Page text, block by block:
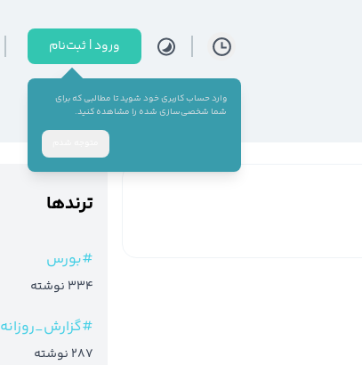
ورود | ثبت‌نام
وارد حساب کاربری خود شوید تا مطالبی که برای
شما شخصی‌سازی شده را مشاهده کنید.
ترند‌ها
#بورس
334 نوشته
#گزارش_روزانه
287 نوشته